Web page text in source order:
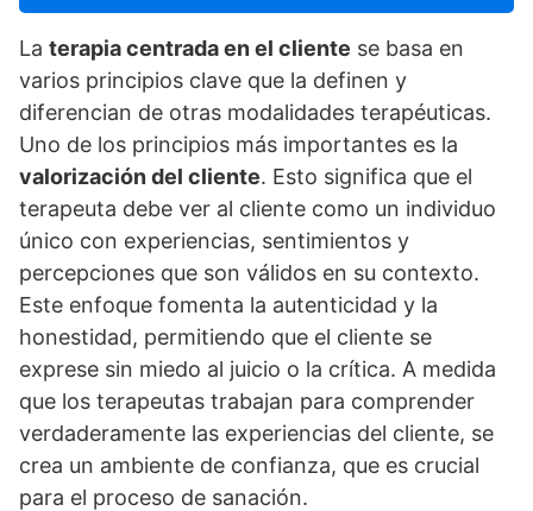
La terapia centrada en el cliente se basa en
varios principios clave que la definen y
diferencian de otras modalidades terapéuticas.
Uno de los principios más importantes es la
valorización del cliente. Esto significa que el
terapeuta debe ver al cliente como un individuo
único con experiencias, sentimientos y
percepciones que son válidos en su contexto.
Este enfoque fomenta la autenticidad y la
honestidad, permitiendo que el cliente se
exprese sin miedo al juicio o la crí­tica. A medida
que los terapeutas trabajan para comprender
verdaderamente las experiencias del cliente, se
crea un ambiente de confianza, que es crucial
para el proceso de sanación.